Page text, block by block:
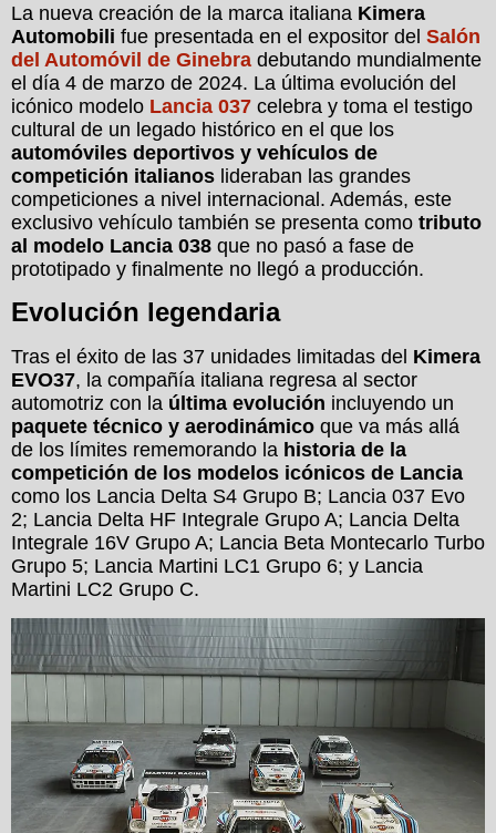
La nueva creación de la marca italiana Kimera
Automobili fue presentada en el expositor del Salón
del Automóvil de Ginebra debutando mundialmente
el día 4 de marzo de 2024. La última evolución del
icónico modelo Lancia 037 celebra y toma el testigo
cultural de un legado histórico en el que los
automóviles deportivos y vehículos de
competición italianos lideraban las grandes
competiciones a nivel internacional. Además, este
exclusivo vehículo también se presenta como tributo
al modelo Lancia 038 que no pasó a fase de
prototipado y finalmente no llegó a producción.
Evolución legendaria
Tras el éxito de las 37 unidades limitadas del Kimera
EVO37, la compañía italiana regresa al sector
automotriz con la última evolución incluyendo un
paquete técnico y aerodinámico que va más allá
de los límites rememorando la historia de la
competición de los modelos icónicos de Lancia
como los Lancia Delta S4 Grupo B; Lancia 037 Evo
2; Lancia Delta HF Integrale Grupo A; Lancia Delta
Integrale 16V Grupo A; Lancia Beta Montecarlo Turbo
Grupo 5; Lancia Martini LC1 Grupo 6; y Lancia
Martini LC2 Grupo C.